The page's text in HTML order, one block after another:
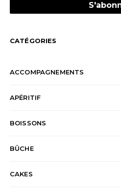
CATÉGORIES
ACCOMPAGNEMENTS
APÉRITIF
BOISSONS
BÛCHE
CAKES